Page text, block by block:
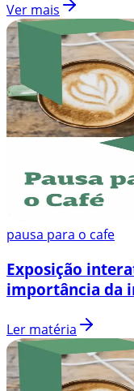
Ver mais
pausa para o cafe
Exposição
importância da
Ler matéria